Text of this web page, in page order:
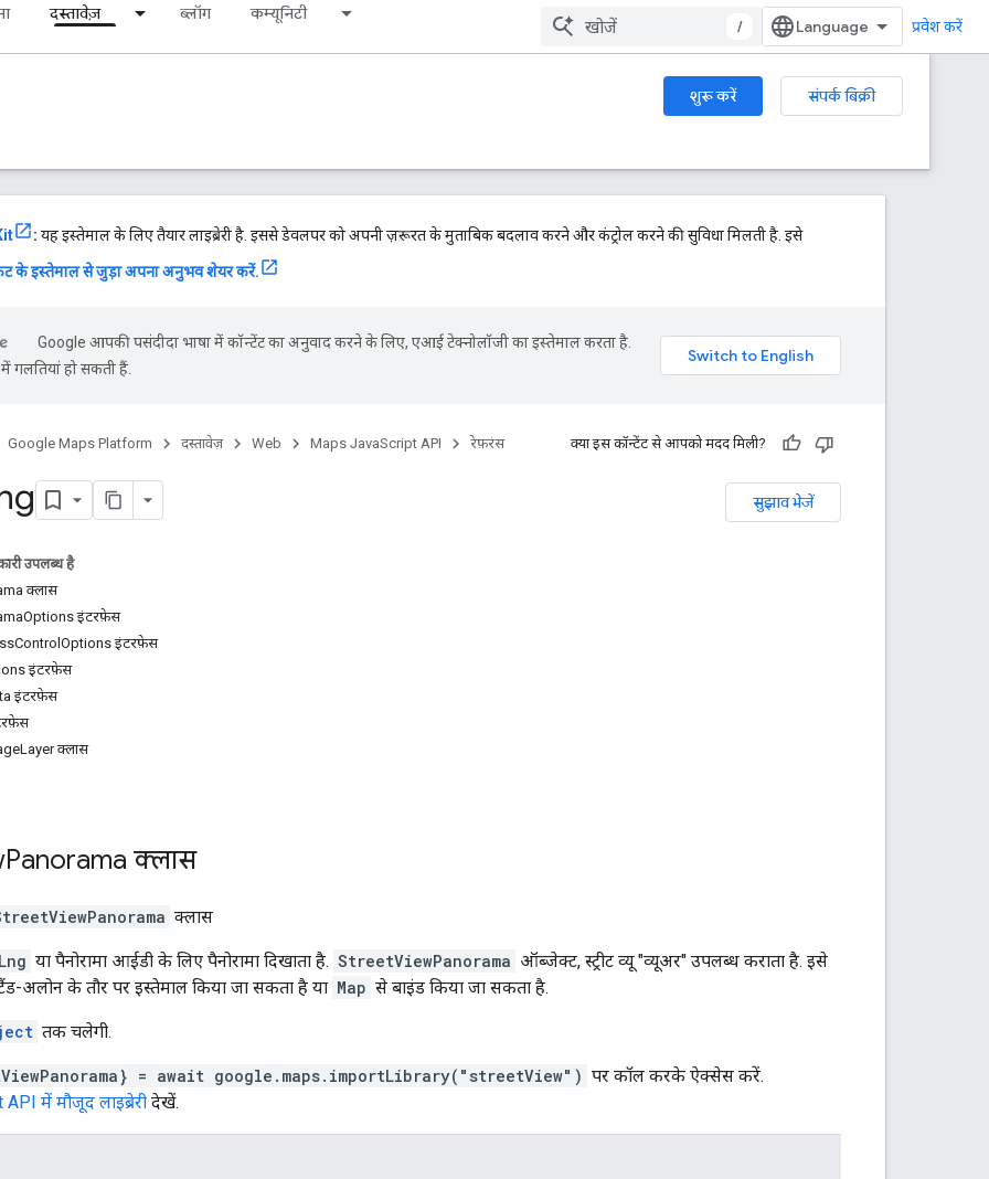
दस्तावेज़ ब्लॉग कम्यूनिटी
/ प्रवेश करें
शुरू करें
संपर्क बिक्री
: यह इस्तेमाल के लिए तैयार लाइब्रेरी है. इससे डेवलपर को अपनी ज़रूरत के मुताबिक बदलाव करने और कंट्रोल करने की सुविधा मिलती है. इसे
के इस्तेमाल से जुड़ा अपना अनुभव शेयर करें.
Google आपकी पसंदीदा भाषा में कॉन्टेंट का अनुवाद करने के लिए, एआई टेक्नोलॉजी का इस्तेमाल करता है.
गलतियां हो सकती हैं.
Google Maps Platform दस्तावेज़ Web Maps JavaScript API रेफ़रंस क्या इस कॉन्टेंट से आपको मदद मिली?
सुझाव भेजें
उपलब्ध है
क्लास
इंटरफ़ेस
इंटरफ़ेस
इंटरफ़ेस
इंटरफ़ेस
क्लास
Panorama क्लास
क्लास
या पैनोरामा आईडी के लिए पैनोरामा दिखाता है. StreetViewPanorama ऑब्जेक्ट, स्ट्रीट व्यू "व्यूअर" उपलब्ध कराता है. इसे
अलोन के तौर पर इस्तेमाल किया जा सकता है या Map से बाइंड किया जा सकता है.
तक चलेगी.
= await google.maps.importLibrary("streetView") पर कॉल करके ऐक्सेस करें.
में मौजूद लाइब्रेरी देखें.